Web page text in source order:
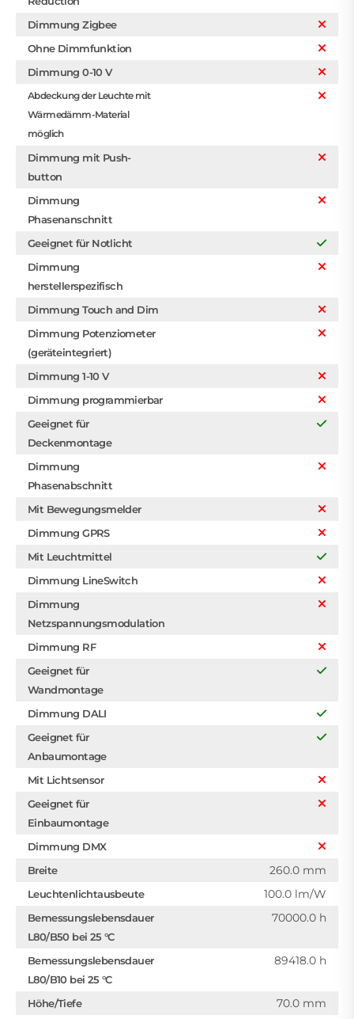
Dimmung Zigbee
Ohne Dimmfunktion
Dimmung 0-10 V
Abdeckung der Leuchte mit
Wärmedämm-Material
möglich
Dimmung mit Push-
button
Dimmung
Phasenanschnitt
Geeignet für Notlicht
Dimmung
herstellerspezifisch
Dimmung Touch and Dim
Dimmung Potenziometer
(geräteintegriert)
Dimmung 1-10 V
Dimmung programmierbar
Geeignet für
Deckenmontage
Dimmung
Phasenabschnitt
Mit Bewegungsmelder
Dimmung GPRS
Mit Leuchtmittel
Dimmung LineSwitch
Dimmung
Netzspannungsmodulation
Dimmung RF
Geeignet für
Wandmontage
Dimmung DALI
Geeignet für
Anbaumontage
Mit Lichtsensor
Geeignet für
Einbaumontage
Dimmung DMX
Breite
260.0 mm
Leuchtenlichtausbeute 100.0 lm/W
Bemessungslebensdauer
L80/B50 bei 25 °C
70000.0 h
Bemessungslebensdauer
L80/B10 bei 25 °C
89418.0 h
Höhe/Tiefe 70.0 mm